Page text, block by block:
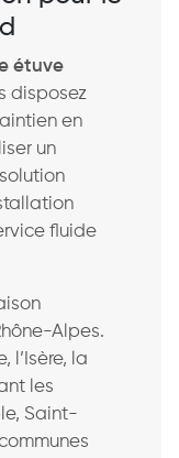
étuve
disposez
en
un
fluide
Alpes.
l’Isère, la
les
Saint-